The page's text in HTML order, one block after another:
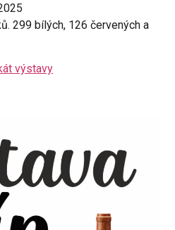
299 bílých, 126 červených a
výstavy